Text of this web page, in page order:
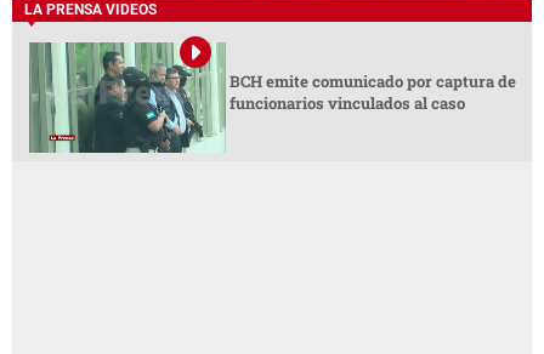
LA PRENSA VIDEOS
BCH emite comunicado por captura de
funcionarios vinculados al caso